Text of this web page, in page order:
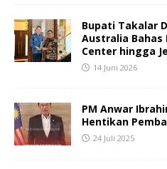
Bupati Takalar
Australia Bahas
Center hingga
14 Juni 2026
PM Anwar
Hentikan
24 Juli 2025